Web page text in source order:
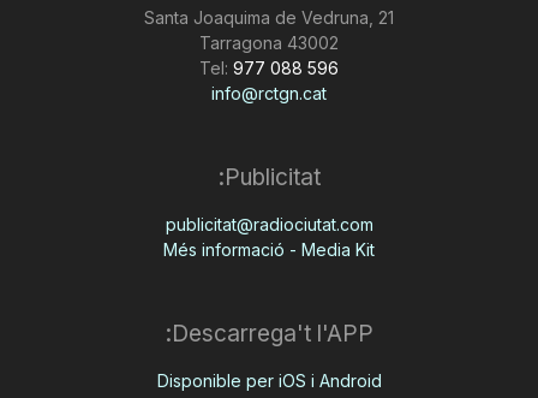
Santa Joaquima de Vedruna, 21
43002 Tarragona
Tel: 977 088 596
info@rctgn.cat
Publicitat:
publicitat@radiociutat.com
Més informació - Media Kit
Descarrega't l'APP:
Disponible per iOS i Android